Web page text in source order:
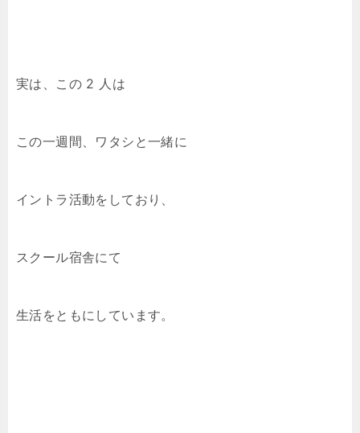
実は、この 2 人は
この一週間、ワタシと一緒に
イントラ活動をしており、
スクール宿舎にて
生活をともにしています。